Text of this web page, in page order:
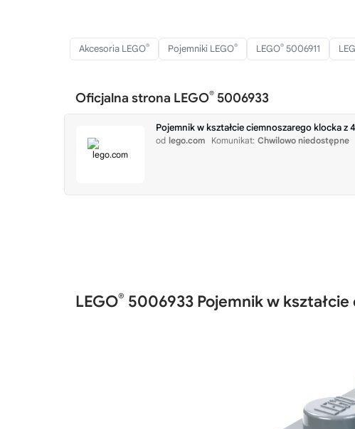
Akcesoria LEGO® Pojemniki LEGO® LEGO® 5006911
Oficjalna strona LEGO® 5006933
Pojemnik w kształcie ciemnoszarego klocka z
od lego.com Komunikat: Chwilowo niedostępne
LEGO® 5006933 Pojemnik w